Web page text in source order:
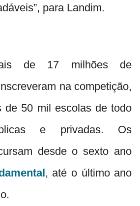
para Landim.
de 17 milhões de
na competição,
de 50 mil escolas de todo
e privadas. Os
desde o sexto ano
, até o último ano